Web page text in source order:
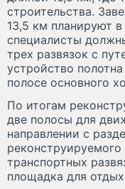
строительства.
13,5 км планируют
специалисты
трех развязок с
устройство
полосе основного
По итогам
две полосы для
направлении с
транспортных
площадка для